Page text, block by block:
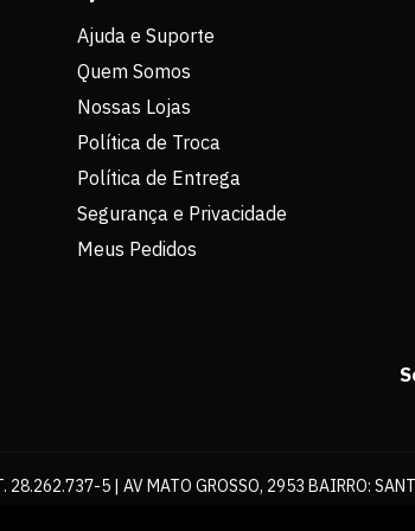
Ajuda e Suporte
Quem Somos
Nossas Lojas
Política de Troca
Política de Entrega
Segurança e Privacidade
Meus Pedidos
5 | AV MATO GROSSO, 2953 BAIRRO: